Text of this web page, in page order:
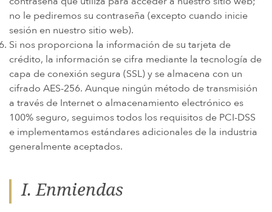
no le pediremos su contraseña (excepto cuando inicie
sesión en nuestro sitio web).
Si nos proporciona la información de su tarjeta de
crédito, la información se cifra mediante la tecnología de
capa de conexión segura (SSL) y se almacena con un
cifrado AES-256. Aunque ningún método de transmisión
a través de Internet o almacenamiento electrónico es
100% seguro, seguimos todos los requisitos de PCI-DSS
e implementamos estándares adicionales de la industria
generalmente aceptados.
I. Enmiendas